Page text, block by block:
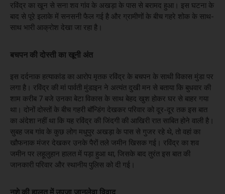
रविंद्र का खून से सना शव गांव के अखड़ा के पास से बरामद हुआ। इस घटना के
बाद से पूरे इलाके में सनसनी फैल गई है और ग्रामीणों के बीच गहरे शोक के साथ-
साथ भारी आक्रोश देखा जा रहा है।
बचपन की दोस्ती का खूनी अंत
इस दर्दनाक हत्याकांड का आरोप मृतक रविंद्र के बचपन के साथी विकास मुंडा पर
लगा है। रविंद्र की मां पार्वती मुंडाइन ने अत्यंत दुखी मन से बताया कि बुधवार की
शाम करीब 7 बजे उनका बेटा विकास के साथ बेहद खुश होकर घर से बाहर गया
था। दोनों दोस्तों के बीच गहरी बॉन्डिंग देखकर परिवार को दूर-दूर तक इस बात
का अंदेशा नहीं था कि यह रविंद्र की जिंदगी की आखिरी रात साबित होने वाली है।
सुबह जब गांव के कुछ लोग मधुपुर अखड़ा के पास से गुजर रहे थे, तो वहां का
खौफनाक मंजर देखकर उनके पैरों तले जमीन खिसक गई। रविंद्र का शव
जमीन पर लहूलुहान हालत में पड़ा हुआ था, जिसके बाद तुरंत इस बात की
जानकारी परिवार और स्थानीय पुलिस को दी गई।
नशे की हालत में उपजा जानलेवा विवाद